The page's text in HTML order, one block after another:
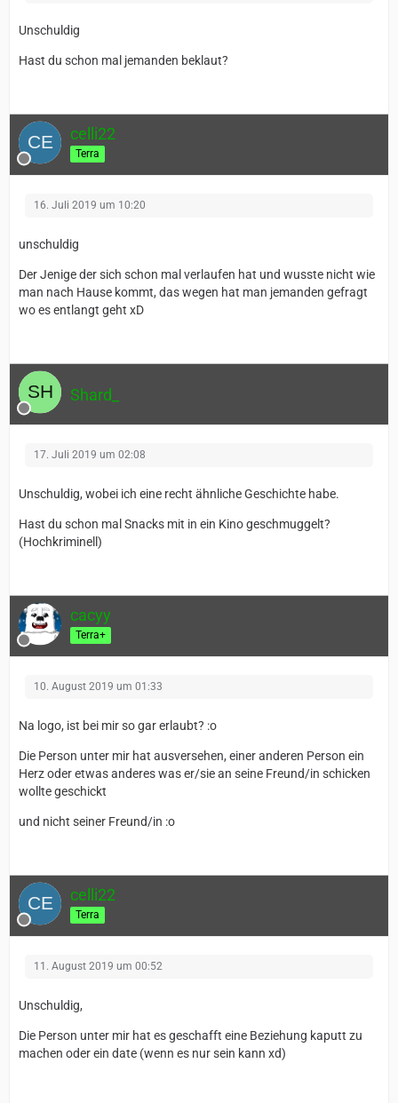
Unschuldig
Hast du schon mal jemanden beklaut?
celli22
Terra
16. Juli 2019 um 10:20
unschuldig
Der Jenige der sich schon mal verlaufen hat und wusste nicht wie
man nach Hause kommt, das wegen hat man jemanden gefragt
wo es entlangt geht xD
Shard_
17. Juli 2019 um 02:08
Unschuldig, wobei ich eine recht ähnliche Geschichte habe.
Hast du schon mal Snacks mit in ein Kino geschmuggelt?
(Hochkriminell)
cacyy
Terra+
10. August 2019 um 01:33
Na logo, ist bei mir so gar erlaubt? :o
Die Person unter mir hat ausversehen, einer anderen Person ein
Herz oder etwas anderes was er/sie an seine Freund/in schicken
wollte geschickt
und nicht seiner Freund/in :o
celli22
Terra
11. August 2019 um 00:52
Unschuldig,
Die Person unter mir hat es geschafft eine Beziehung kaputt zu
machen oder ein date (wenn es nur sein kann xd)